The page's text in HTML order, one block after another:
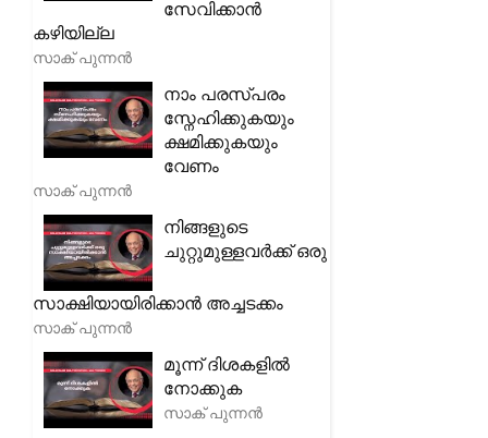
സേവിക്കാൻ
കഴിയില്ല
സാക് പുന്നൻ
നാം പരസ്പരം
സ്നേഹിക്കുകയും
ക്ഷമിക്കുകയും
വേണം
സാക് പുന്നൻ
നിങ്ങളുടെ
ചുറ്റുമുള്ളവർക്ക് ഒരു
സാക്ഷിയായിരിക്കാൻ അച്ചടക്കം
സാക് പുന്നൻ
മൂന്ന് ദിശകളിൽ
നോക്കുക
സാക് പുന്നൻ